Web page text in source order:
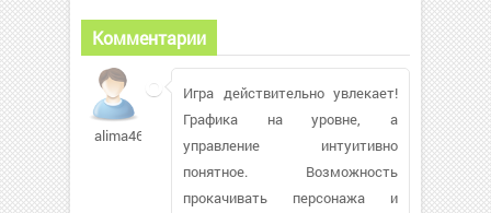
Комментарии
alima46
Игра действительно увлекает!
Графика на уровне, а
управление интуитивно
понятное. Возможность
прокачивать персонажа и